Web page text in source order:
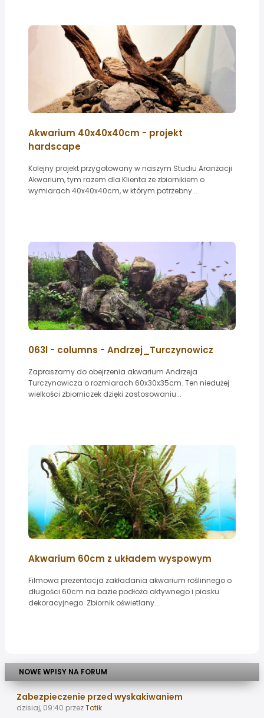
Akwarium 40x40x40cm - projekt
hardscape
Kolejny projekt przygotowany w naszym Studiu Aranżacji
Akwarium, tym razem dla Klienta ze zbiornikiem o
wymiarach 40x40x40cm, w którym potrzebny...
063l - columns - Andrzej_Turczynowicz
Zapraszamy do obejrzenia akwarium Andrzeja
Turczynowicza o rozmiarach 60x30x35cm. Ten niedużej
wielkości zbiorniczek dzięki zastosowaniu...
Akwarium 60cm z układem wyspowym
Filmowa prezentacja zakładania akwarium roślinnego o
długości 60cm na bazie podłoża aktywnego i piasku
dekoracyjnego. Zbiornik oświetlany...
NOWE WPISY NA FORUM
Zabezpieczenie przed wyskakiwaniem
dzisiaj, 09:40 przezTotik